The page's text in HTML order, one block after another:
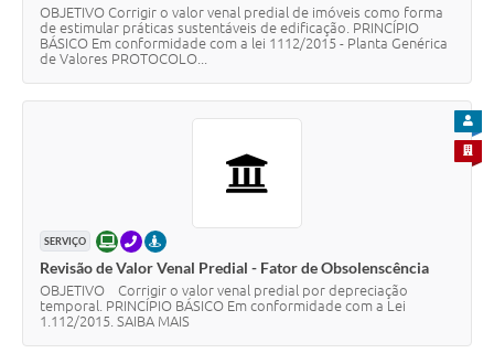
OBJETIVO Corrigir o valor venal predial de imóveis como forma
de estimular práticas sustentáveis de edificação. PRINCÍPIO
BÁSICO Em conformidade com a lei 1112/2015 - Planta Genérica
de Valores PROTOCOLO...
SERVIÇO ONLINETELEFONEPRESENCIAL
Revisão de Valor Venal Predial - Fator de Obsolenscência
OBJETIVO Corrigir o valor venal predial por depreciação
temporal. PRINCÍPIO BÁSICO Em conformidade com a Lei
1.112/2015. SAIBA MAIS
PARA